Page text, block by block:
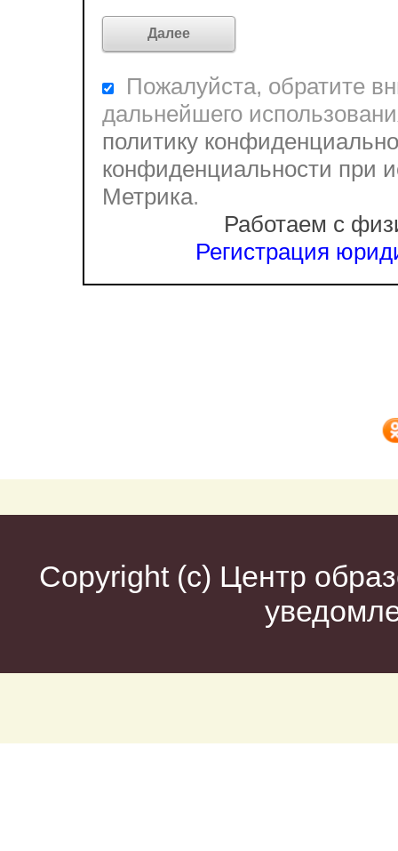
Пожалуйста, обратите
дальнейшего
политику
конфиденциальности при
Метрика.
Работаем с
Регистрация
Copyright (c) Центр